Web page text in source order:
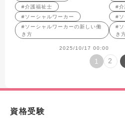
#介護福祉士
#ソーシャルワーカー
#ソーシャルワーカーの新しい働
き方
2025/10/17 00:00
#介
#ソ
#ソ
き
1 2
資格受験